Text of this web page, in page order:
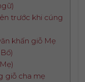
trước khi cúng
khấn giỗ Mẹ
giỗ cha mẹ